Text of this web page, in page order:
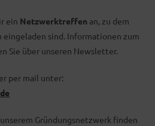
ein Netzwerktreffen an, zu dem
sind. Informationen zum
Sie über unseren Newsletter.
per mail unter:
Gründungsnetzwerk finden